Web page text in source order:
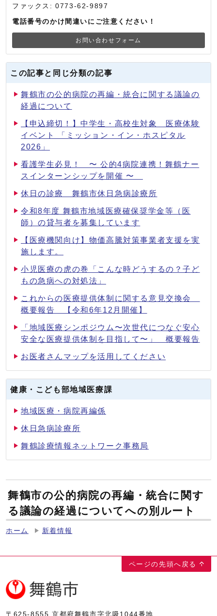
ファックス: 0773-62-9897
電話番号のかけ間違いにご注意ください！
お問い合わせフォーム
この記事と同じ分類の記事
舞鶴市の公的病院の再編・統合に関する議論の
経過について
【申込締切！】中学生・高校生対象 医療体験
イベント 「ミッション・イン・ホスピタル
2026」
看護学生必見！ 〜 公的4病院連携！舞鶴ナー
スインターンシップを開催 〜
休日の診療 舞鶴市休日急病診療所
令和8年度 舞鶴市地域医療確保奨学金等（医
師）の貸与者を募集しています
【医療機関向け】物価高騰対策事業者支援を実
施します。
小児医療の虎の巻「こんな時どうするの？子ど
もの急病への対処法」
これからの医療提供体制に関する意見交換会
概要報告 【令和6年12月開催】
「地域医療シンポジウム〜次世代につなぐ安心
安全な医療提供体制を目指して〜」 概要報告
お医者さんマップを活用してください
健康・こども部地域医療課
地域医療・病院再編係
休日急病診療所
舞鶴診療情報ネットワーク事務局
舞鶴市の公的病院の再編・統合に関す
る議論の経過についてへの別ルート
ホーム 新着情報
ページの先頭へ戻る
〒625-8555 京都府舞鶴市字北吸1044番地